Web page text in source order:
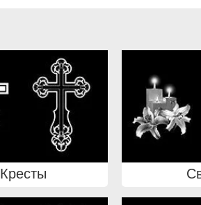
Кресты